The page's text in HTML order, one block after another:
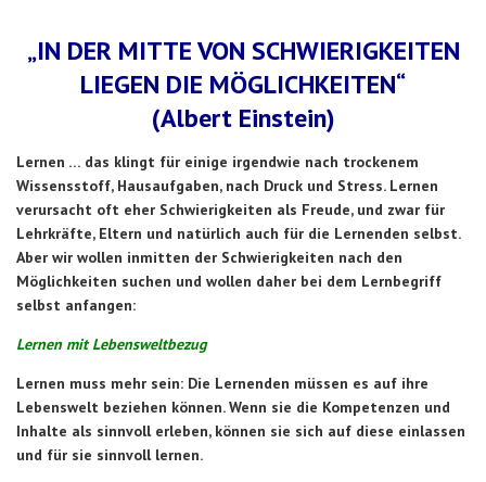
„IN DER MITTE VON SCHWIERIGKEITEN
LIEGEN DIE MÖGLICHKEITEN“
(Albert Einstein)
Lernen … das klingt für einige irgendwie nach trockenem
Wissensstoff, Hausaufgaben, nach Druck und Stress. Lernen
verursacht oft eher Schwierigkeiten als Freude, und zwar für
Lehrkräfte, Eltern und natürlich auch für die Lernenden selbst.
Aber wir wollen inmitten der Schwierigkeiten nach den
Möglichkeiten suchen und wollen daher bei dem Lernbegriff
selbst anfangen:
Lernen mit Lebensweltbezug
Lernen muss mehr sein: Die Lernenden müssen es auf ihre
Lebenswelt beziehen können. Wenn sie die Kompetenzen und
Inhalte als sinnvoll erleben, können sie sich auf diese einlassen
und für sie sinnvoll lernen.